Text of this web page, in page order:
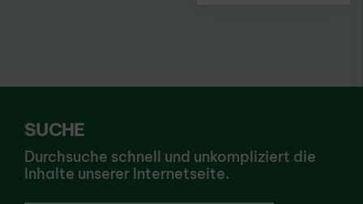
SUCHE
Durchsuche schnell und unkompliziert die
Inhalte unserer Internetseite.